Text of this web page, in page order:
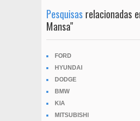
Pesquisas relacionadas
Mansa"
FORD
HYUNDAI
DODGE
BMW
KIA
MITSUBISHI